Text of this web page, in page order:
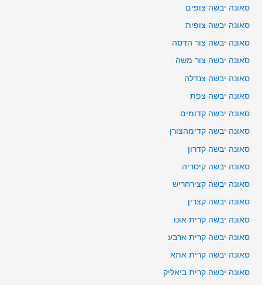
סאונה יבשה צופים
סאונה יבשה צופית
סאונה יבשה צור הדסה
סאונה יבשה צור משה
סאונה יבשה צנדלה
סאונה יבשה צפת
סאונה יבשה קדומים
סאונה יבשה קדימהצורן
סאונה יבשה קדרון
סאונה יבשה קיסריה
סאונה יבשה קצירחריש
סאונה יבשה קצרין
סאונה יבשה קרית אונו
סאונה יבשה קרית ארבע
סאונה יבשה קרית אתא
סאונה יבשה קרית ביאליק